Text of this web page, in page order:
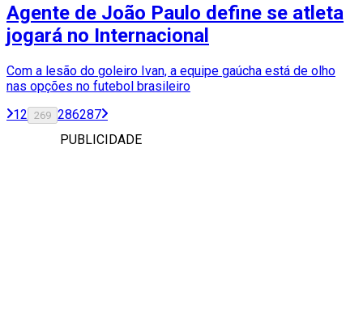
Agente de João Paulo define se atleta
jogará no Internacional
Com a lesão do goleiro Ivan, a equipe gaúcha está de olho
nas opções no futebol brasileiro
12 269 286287
PUBLICIDADE